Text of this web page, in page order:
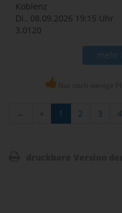
Koblenz
Di., 08.09.2026 19:15 Uhr
3.0120
mehr
← « 1 2 3 4